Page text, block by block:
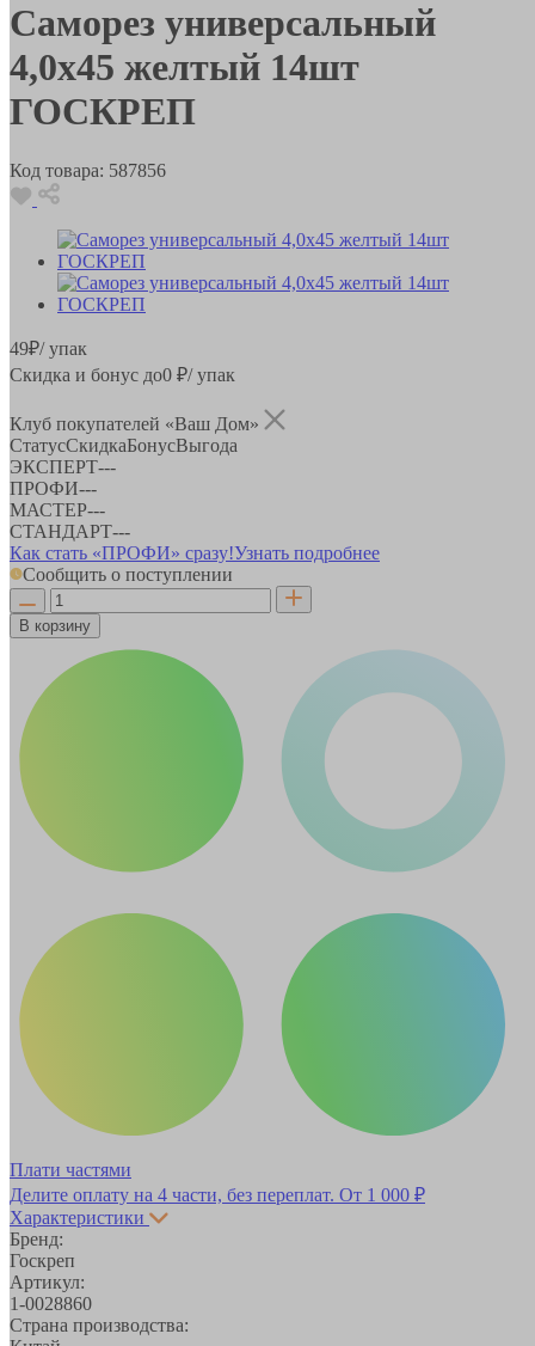
Саморез универсальный
4,0х45 желтый 14шт
ГОСКРЕП
Код товара: 587856
49₽/ упак
Скидка и бонус до0 ₽/ упак
Клуб покупателей «Ваш Дом»
СтатусСкидкаБонусВыгода
ЭКСПЕРТ---
ПРОФИ---
МАСТЕР---
СТАНДАРТ---
Как стать «ПРОФИ» сразу!Узнать подробнее
Сообщить о поступлении
В корзину
Плати частями
Делите оплату на 4 части, без переплат. От 1 000 ₽
Характеристики
Бренд:
Госкреп
Артикул:
1-0028860
Страна производства: